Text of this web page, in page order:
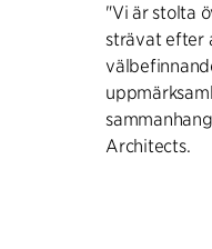
"Vi är stolta
strävat efter
Architects.